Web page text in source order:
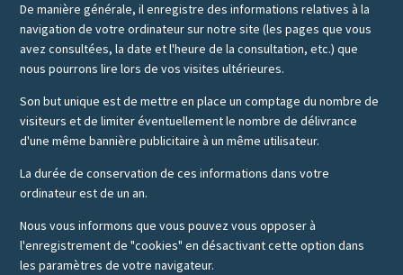
De manière générale, il enregistre des informations relatives à la
navigation de votre ordinateur sur notre site (les pages que vous
avez consultées, la date et l'heure de la consultation, etc.) que
nous pourrons lire lors de vos visites ultérieures.
Son but unique est de mettre en place un comptage du nombre de
visiteurs et de limiter éventuellement le nombre de délivrance
d'une même bannière publicitaire à un même utilisateur.
La durée de conservation de ces informations dans votre
ordinateur est de un an.
Nous vous informons que vous pouvez vous opposer à
l'enregistrement de "cookies" en désactivant cette option dans
les paramètres de votre navigateur.